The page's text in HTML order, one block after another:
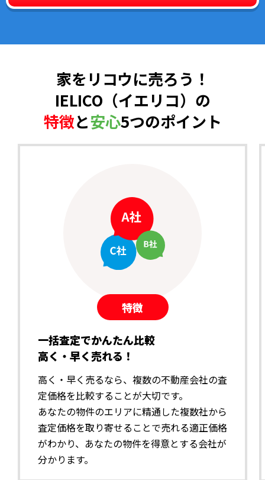
家をリコウに売ろう！
IELICO（イエリコ）の
特徴と安心5つのポイント
特徴
一括査定でかんたん比較
高く・早く売れる！
高く・早く売るなら、複数の不動産会社の査
定価格を比較することが大切です。
あなたの物件のエリアに精通した複数社から
査定価格を取り寄せることで売れる適正価格
がわかり、あなたの物件を得意とする会社が
分かります。